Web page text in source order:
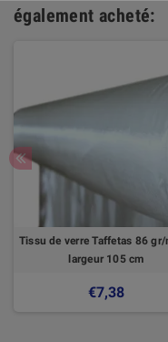
également acheté:
Tissu de verre Taffetas 86 gr/
largeur 105 cm
€7,38